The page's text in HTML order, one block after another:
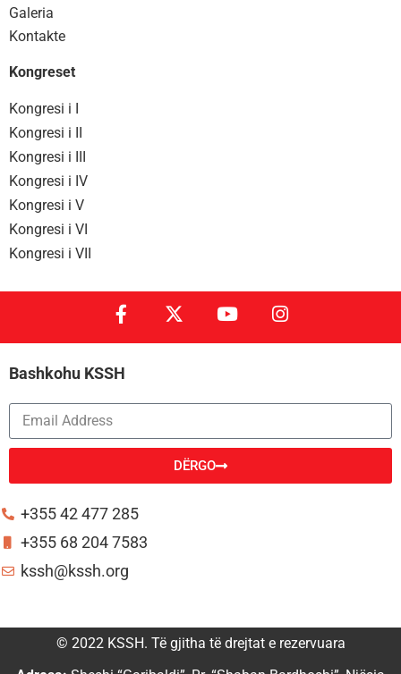
Galeria
Kontakte
Kongreset
Kongresi i I
Kongresi i II
Kongresi i III
Kongresi i IV
Kongresi i V
Kongresi i VI
Kongresi i VII
Bashkohu KSSH
DËRGO
+355 42 477 285
+355 68 204 7583
kssh@kssh.org
© 2022 KSSH. Të gjitha të drejtat e rezervuara